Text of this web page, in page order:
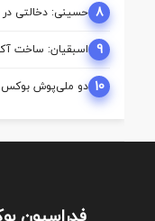
8 حسینی: دخالتی در
مالی صاحب خانه 9 اسبقیان: ساخت
حسینی برای این
10 دو ملی‌پوش بوکس
رینگ می‌روند